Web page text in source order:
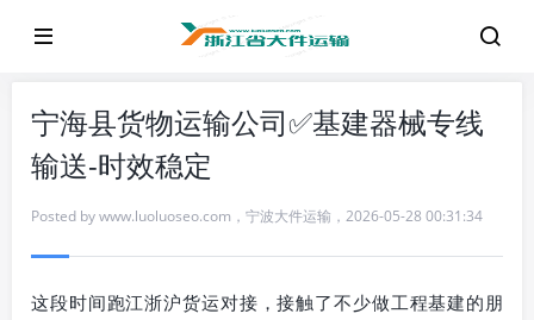
宁海县货物运输公司✅基建器械专线
输送-时效稳定
Posted bywww.luoluoseo.com ， 宁波大件运输 ， 2026-05-28 00:31:34
这段时间跑江浙沪货运对接，接触了不少做工程基建的朋